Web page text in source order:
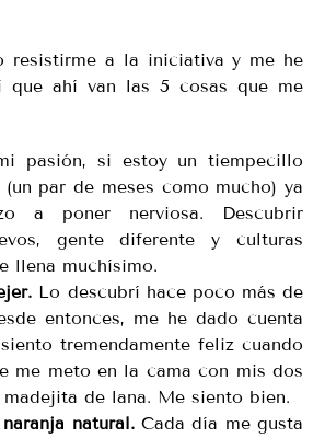
resistirme a la iniciativa y me he
que ahí van las 5 cosas que me
pasión, si estoy un tiempecillo
par de meses como mucho) ya
a poner nerviosa. Descubrir
gente diferente y culturas
llena muchísimo.
Lo descubrí hace poco más de
entonces, me he dado cuenta
tremendamente feliz cuando
me meto en la cama con mis dos
de lana. Me siento bien.
natural.Cada día me gusta